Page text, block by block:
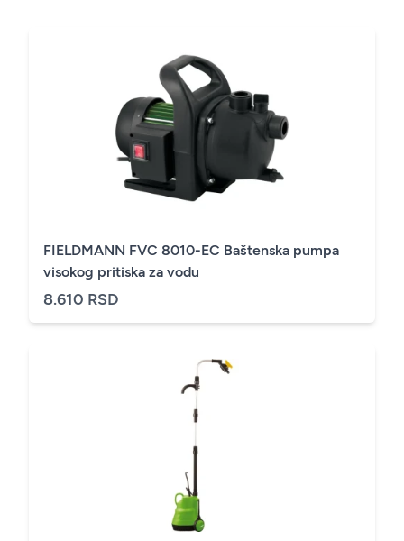
FIELDMANN FVC 8010-EC Baštenska pumpa
visokog pritiska za vodu
8.610 RSD